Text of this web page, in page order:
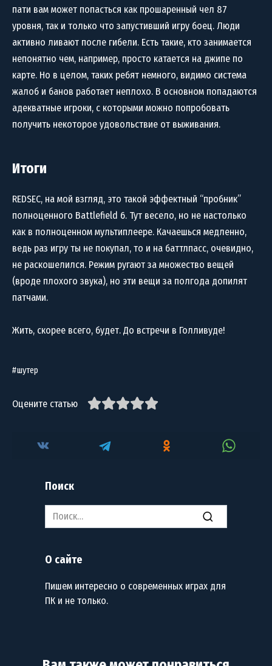
пати вам может попасться как прошаренный чел 87
уровня, так и только что запустивший игру боец. Люди
активно ливают после гибели. Есть такие, кто занимается
непонятно чем, например, просто катается на джипе по
карте. Но в целом, таких ребят немного, видимо система
жалоб и банов работает неплохо. В основном попадаются
адекватные игроки, с которыми можно попробовать
получить некоторое удовольствие от выживания.
Итоги
REDSEC, на мой взгляд, это такой эффектный “пробник”
полноценного Battlefield 6. Тут весело, но не настолько
как в полноценном мультиплеере. Качаешься медленно,
ведь раз игру ты не покупал, то и на баттлпасс, очевидно,
не раскошелился. Режим ругают за множество вещей
(вроде плохого звука), но эти вещи за полгода допилят
патчами.
Жить, скорее всего, будет. До встречи в Голливуде!
шутер
Оцените статью
Поиск
Search
for:
О сайте
Пишем интересно о современных играх для
ПК и не только.